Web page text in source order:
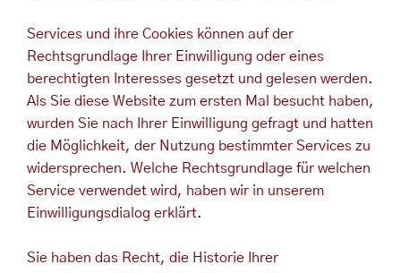
Services und ihre Cookies können auf der
Rechtsgrundlage Ihrer Einwilligung oder eines
berechtigten Interesses gesetzt und gelesen werden.
Als Sie diese Website zum ersten Mal besucht haben,
wurden Sie nach Ihrer Einwilligung gefragt und hatten
die Möglichkeit, der Nutzung bestimmter Services zu
widersprechen. Welche Rechtsgrundlage für welchen
Service verwendet wird, haben wir in unserem
Einwilligungsdialog erklärt.
Sie haben das Recht, die Historie Ihrer